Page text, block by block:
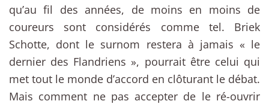
qu’au fil des années, de moins en moins de
coureurs sont considérés comme tel. Briek
Schotte, dont le surnom restera à jamais « le
dernier des Flandriens », pourrait être celui qui
met tout le monde d’accord en clôturant le débat.
Mais comment ne pas accepter de le ré-ouvrir